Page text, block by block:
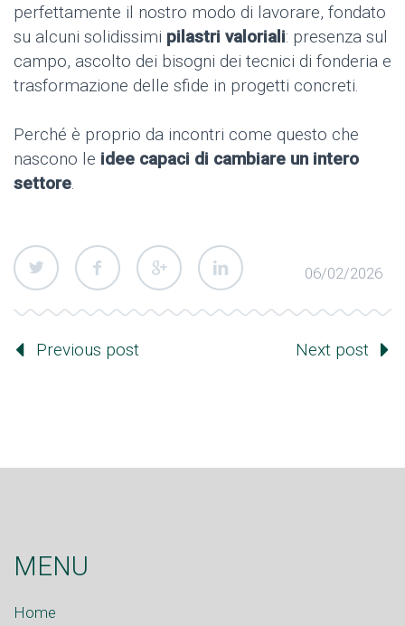
perfettamente il nostro modo di lavorare, fondato
su alcuni solidissimi pilastri valoriali: presenza sul
campo, ascolto dei bisogni dei tecnici di fonderia e
trasformazione delle sfide in progetti concreti.
Perché è proprio da incontri come questo che
nascono le idee capaci di cambiare un intero
settore.
06/02/2026
Previous post Next post
MENU
Home